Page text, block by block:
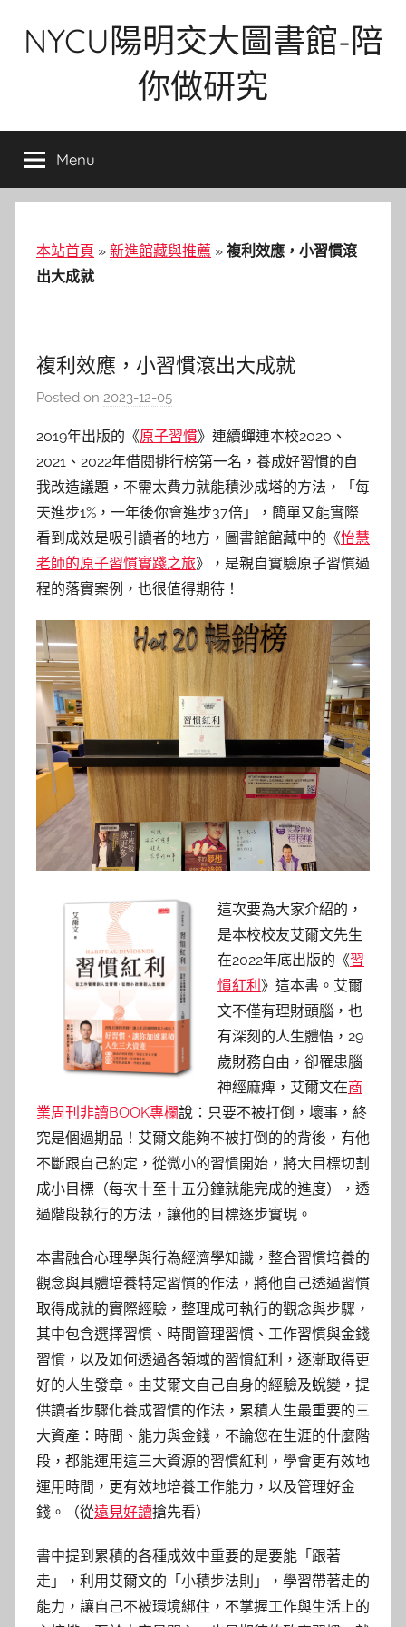
NYCU陽明交大圖書館-陪
你做研究
Menu
本站首頁 » 新進館藏與推薦 » 複利效應，小習慣滾
出大成就
複利效應，小習慣滾出大成就
Posted on 2023-12-05
y
j
j
h
u
2019年出版的《原子習慣》連續蟬連本校2020、
2021、2022年借閱排行榜第一名，養成好習慣的自
我改造議題，不需太費力就能積沙成塔的方法，
「每
天進步1%，一年後你會進步37倍」
，簡單又能實際
看到成效是吸引讀者的地方，圖書館館藏中的《怡慧
老師的原子習慣實踐之旅》，是親自實驗原子習慣過
程的落實案例，也很值得期待！
這次要為大家介紹的，
是本校校友艾爾文先生
在2022年底出版的《習
慣紅利 》這本書。艾爾
文不僅有理財頭腦，也
有深刻的人生體悟，29
歲財務自由，卻罹患腦
神經麻痺，艾爾文在商
業周刊非讀BOOK專欄說：只要不被打倒，壞事，終
究是個過期品！艾爾文能夠不被打倒的的背後，有他
不斷跟自己約定，從微小的習慣開始，將大目標切割
成小目標（每次十至十五分鐘就能完成的進度），透
過階段執行的方法，讓他的目標逐步實現。
本書融合心理學與行為經濟學知識，整合習慣培養的
觀念與具體培養特定習慣的作法，將他自己透過習慣
取得成就的實際經驗，整理成可執行的觀念與步驟，
其中包含選擇習慣、時間管理習慣、工作習慣與金錢
習慣，以及如何透過各領域的習慣紅利，逐漸取得更
好的人生發章。由艾爾文自己自身的經驗及蛻變，提
供讀者步驟化養成習慣的作法，累積人生最重要的三
大資產：時間、能力與金錢，不論您在生涯的什麼階
段，都能運用這三大資源的習慣紅利，學會更有效地
運用時間，更有效地培養工作能力，以及管理好金
錢。（從遠見好讀搶先看）
書中提到累積的各種成效中重要的是要能「跟著
走」，利用艾爾文的「小積步法則」，學習帶著走的
能力，讓自己不被環境綁住，不掌握工作與生活上的